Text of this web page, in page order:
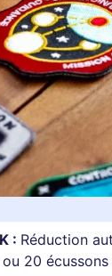
: Réduction
20